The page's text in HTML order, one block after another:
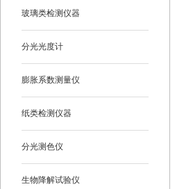
玻璃类检测仪器
分光光度计
膨胀系数测量仪
纸类检测仪器
分光测色仪
生物降解试验仪